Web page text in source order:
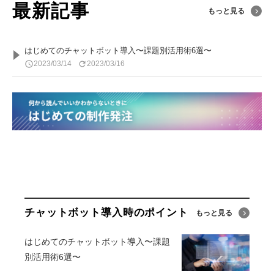
最新記事 もっと見る
はじめてのチャットボット導入〜課題別活用術6選〜
access_time2023/03/14 refresh2023/03/16
チャットボット導入時のポイント もっと見る
はじめてのチャットボット導入〜課題
別活用術6選〜